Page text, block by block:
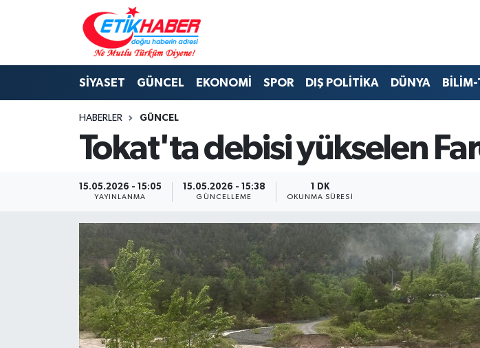
SİYASET GÜNCEL EKONOMİ SPOR DIŞ POLİTİKA DÜNYA BİLİM-
HABERLER GÜNCEL
Tokat'ta debisi yükselen
15.05.2026 - 15:05
YAYINLANMA
15.05.2026 - 15:38
GÜNCELLEME
1 DK
OKUNMA SÜRESI
BİLİM-TEKNOLOJİ
DIŞ POLİTİKA
EĞİTİM GENÇLİK
EKONOMİ
KÖŞE YAZILARI
KÜLTÜR-SANAT-MAGAZİN
ÖZEL HABER
Nöbetçi Eczaneler
Hava Durumu
İstanbul Namaz Vakitleri
Trafik Durumu
Süper Lig Puan Durumu ve Fikstür
Tüm Manşetler
Son Dakika Haberleri
Haber Arşivi